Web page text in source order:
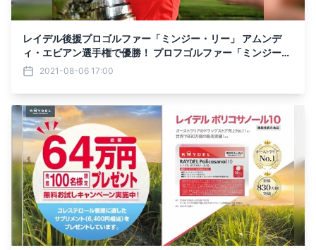
レイデル後援プロゴルファー「ミンジー・リー」 アムンデ
ィ・エビアン選手権で優勝！ プロフゴルファー「ミンジー・
リー」(世界ランキング7位)が LPGAツアーメジャータイトル
大会で優勝！賞金450万ドル獲得 ※450万ドル＝約4.9億円
2021-08-06 17:00